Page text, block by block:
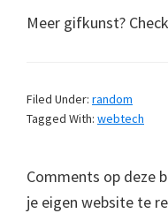
Meer gifkunst?
Filed Under: random
Tagged With: webtech
Comments op deze
je eigen website te